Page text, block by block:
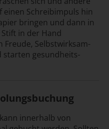
einen Schreib­impuls hin
bringen und dann in
in der Hand
Freude, Selbst­wirksam­
starten gesund­heits­
inner­halb von